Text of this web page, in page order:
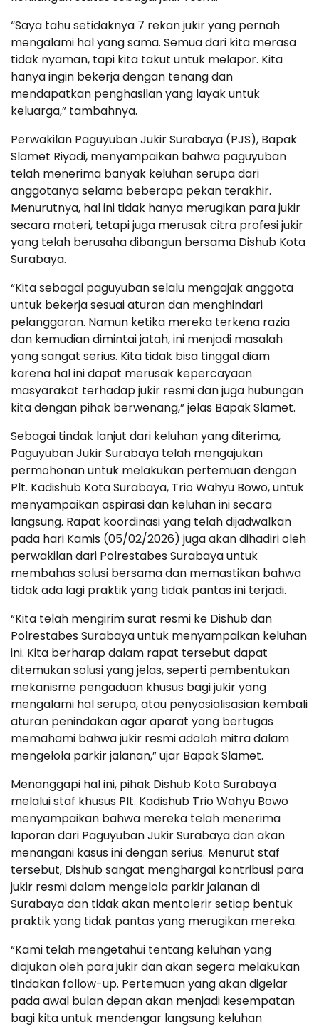
“Saya tahu setidaknya 7 rekan jukir yang pernah
mengalami hal yang sama. Semua dari kita merasa
tidak nyaman, tapi kita takut untuk melapor. Kita
hanya ingin bekerja dengan tenang dan
mendapatkan penghasilan yang layak untuk
keluarga,” tambahnya.
Perwakilan Paguyuban Jukir Surabaya (PJS), Bapak
Slamet Riyadi, menyampaikan bahwa paguyuban
telah menerima banyak keluhan serupa dari
anggotanya selama beberapa pekan terakhir.
Menurutnya, hal ini tidak hanya merugikan para jukir
secara materi, tetapi juga merusak citra profesi jukir
yang telah berusaha dibangun bersama Dishub Kota
Surabaya.
“Kita sebagai paguyuban selalu mengajak anggota
untuk bekerja sesuai aturan dan menghindari
pelanggaran. Namun ketika mereka terkena razia
dan kemudian dimintai jatah, ini menjadi masalah
yang sangat serius. Kita tidak bisa tinggal diam
karena hal ini dapat merusak kepercayaan
masyarakat terhadap jukir resmi dan juga hubungan
kita dengan pihak berwenang,” jelas Bapak Slamet.
Sebagai tindak lanjut dari keluhan yang diterima,
Paguyuban Jukir Surabaya telah mengajukan
permohonan untuk melakukan pertemuan dengan
Plt. Kadishub Kota Surabaya, Trio Wahyu Bowo, untuk
menyampaikan aspirasi dan keluhan ini secara
langsung. Rapat koordinasi yang telah dijadwalkan
pada hari Kamis (05/02/2026) juga akan dihadiri oleh
perwakilan dari Polrestabes Surabaya untuk
membahas solusi bersama dan memastikan bahwa
tidak ada lagi praktik yang tidak pantas ini terjadi.
“Kita telah mengirim surat resmi ke Dishub dan
Polrestabes Surabaya untuk menyampaikan keluhan
ini. Kita berharap dalam rapat tersebut dapat
ditemukan solusi yang jelas, seperti pembentukan
mekanisme pengaduan khusus bagi jukir yang
mengalami hal serupa, atau penyosialisasian kembali
aturan penindakan agar aparat yang bertugas
memahami bahwa jukir resmi adalah mitra dalam
mengelola parkir jalanan,” ujar Bapak Slamet.
Menanggapi hal ini, pihak Dishub Kota Surabaya
melalui staf khusus Plt. Kadishub Trio Wahyu Bowo
menyampaikan bahwa mereka telah menerima
laporan dari Paguyuban Jukir Surabaya dan akan
menangani kasus ini dengan serius. Menurut staf
tersebut, Dishub sangat menghargai kontribusi para
jukir resmi dalam mengelola parkir jalanan di
Surabaya dan tidak akan mentolerir setiap bentuk
praktik yang tidak pantas yang merugikan mereka.
“Kami telah mengetahui tentang keluhan yang
diajukan oleh para jukir dan akan segera melakukan
tindakan follow-up. Pertemuan yang akan digelar
pada awal bulan depan akan menjadi kesempatan
bagi kita untuk mendengar langsung keluhan